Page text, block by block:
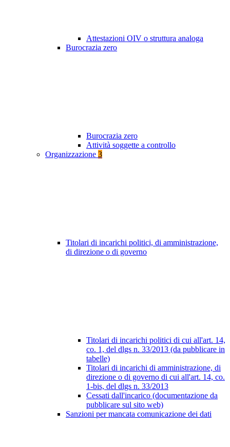
Attestazioni OIV o struttura analoga
Burocrazia zero
Burocrazia zero
Attività soggette a controllo
Organizzazione 3
Titolari di incarichi politici, di amministrazione,
di direzione o di governo
Titolari di incarichi politici di cui all'art. 14,
co. 1, del dlgs n. 33/2013 (da pubblicare in
tabelle)
Titolari di incarichi di amministrazione, di
direzione o di governo di cui all'art. 14, co.
1-bis, del dlgs n. 33/2013
Cessati dall'incarico (documentazione da
pubblicare sul sito web)
Sanzioni per mancata comunicazione dei dati